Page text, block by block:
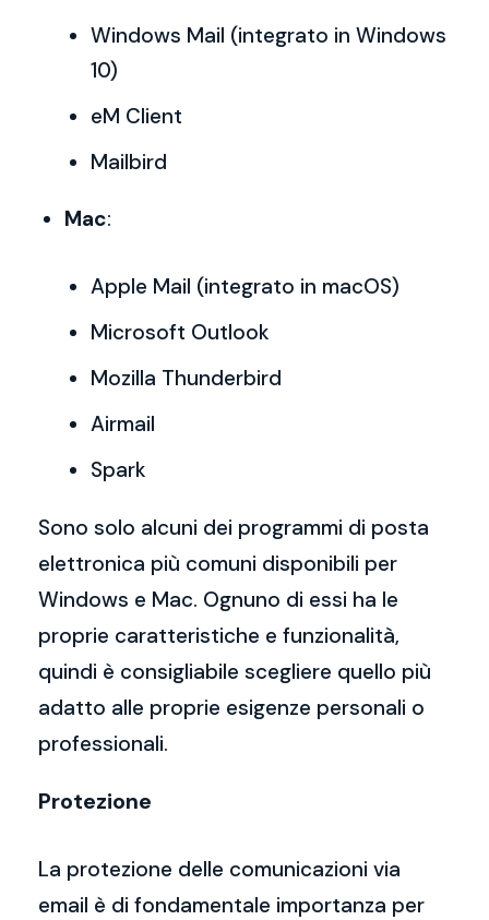
Windows Mail (integrato in Windows
10)
eM Client
Mailbird
Mac:
Apple Mail (integrato in macOS)
Microsoft Outlook
Mozilla Thunderbird
Airmail
Spark
Sono solo alcuni dei programmi di posta
elettronica più comuni disponibili per
Windows e Mac. Ognuno di essi ha le
proprie caratteristiche e funzionalità,
quindi è consigliabile scegliere quello più
adatto alle proprie esigenze personali o
professionali.
Protezione
La protezione delle comunicazioni via
email è di fondamentale importanza per